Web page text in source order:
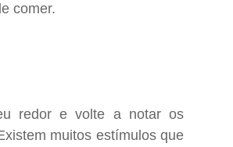
comer.
redor e volte a notar os
muitos estímulos que